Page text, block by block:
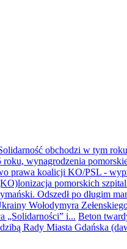
obchodzi w tym
wynagrodzenia
prawa koalicji KO/PSL -
pomorskich
Odszedł po długim
Wołodymyra
„Solidarności” i... Beton
Rady Miasta Gdańska